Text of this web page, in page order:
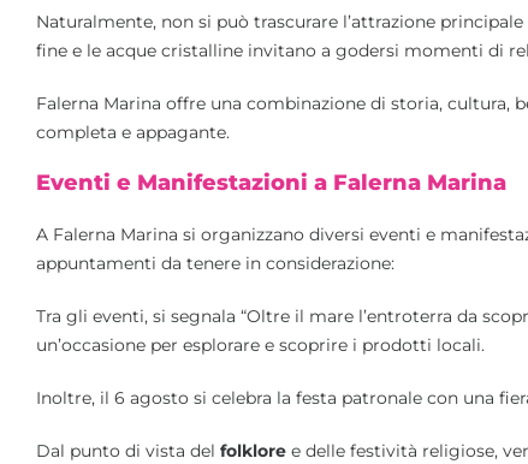
Naturalmente, non si può trascurare l’attrazione
fine e le acque cristalline invitano a godersi momenti di
Falerna Marina offre una combinazione di storia, cultura,
completa e appagante.
Eventi e Manifestazioni a Falerna Marina
A Falerna Marina si organizzano diversi eventi e
appuntamenti da tenere in considerazione:
Tra gli eventi, si segnala “Oltre il mare l’entroterra da
un’occasione per esplorare e scoprire i prodotti locali.
Inoltre, il 6 agosto si celebra la festa patronale con una
Dal punto di vista del folklore e delle festività religiose,